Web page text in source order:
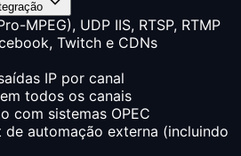
MPEG), UDP IIS, RTSP, RTMP
Twitch e CDNs
IP por canal
todos os canais
com sistemas OPEC
automação externa (incluindo